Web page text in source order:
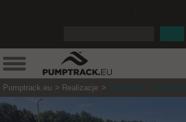
Pumptrack.eu Realizacje Pumptrack -